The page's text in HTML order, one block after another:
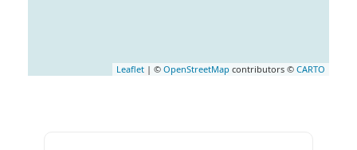
Leaflet | © OpenStreetMap contributors © CARTO